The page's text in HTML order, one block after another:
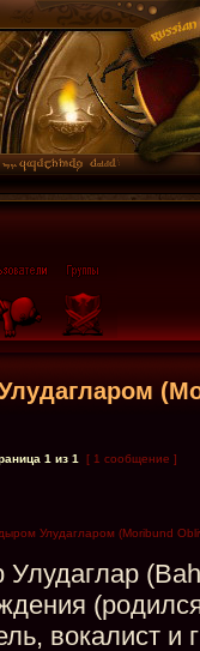
1 из 1
[ 1 сообщение ]
Улудагларом (Moribund
вокалист и